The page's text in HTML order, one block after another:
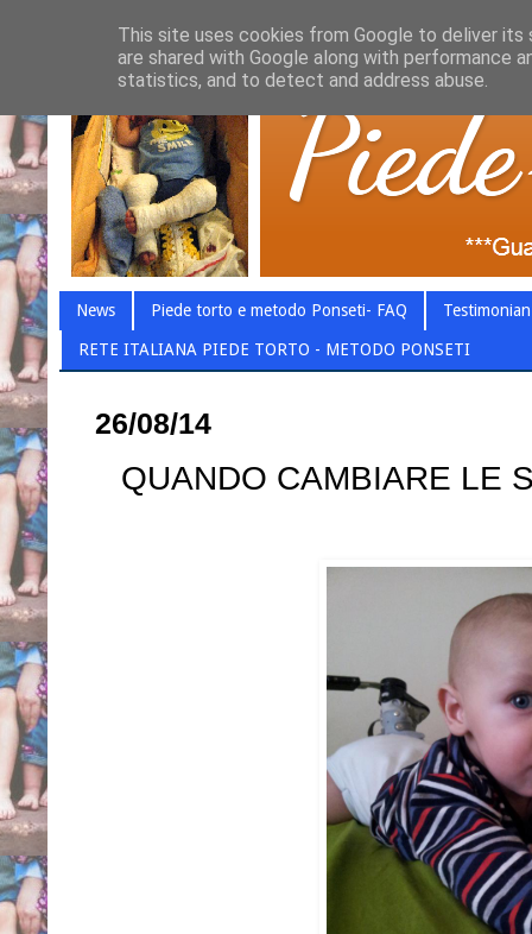
News Piede torto e metodo Ponseti- FAQ
RETE ITALIANA PIEDE TORTO - METODO PONSETI
26/08/14
QUANDO CAMBIARE LE
This site uses cookies from Google to deliver its
are shared with Google along with performance
statistics, and to detect and address abuse.